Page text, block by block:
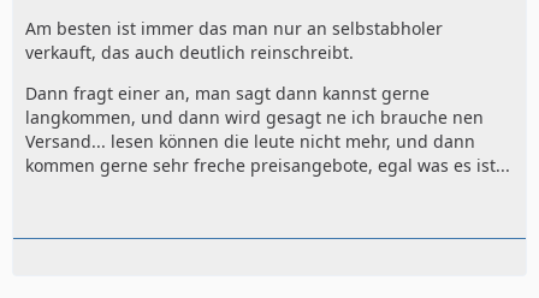
Am besten ist immer das man nur an selbstabholer
verkauft, das auch deutlich reinschreibt.
Dann fragt einer an, man sagt dann kannst gerne
langkommen, und dann wird gesagt ne ich brauche nen
Versand... lesen können die leute nicht mehr, und dann
kommen gerne sehr freche preisangebote, egal was es ist...